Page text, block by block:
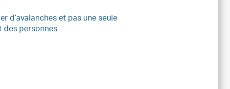
d’avalanches et pas une seule
personnes